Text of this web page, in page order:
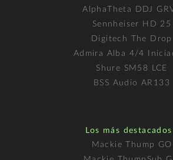
AlphaTheta DDJ
Sennheiser HD 25
Digitech The Drop
Admira Alba 4/4
Shure SM58 LCE
BSS Audio AR133
Los más destacados
Mackie Thump GO